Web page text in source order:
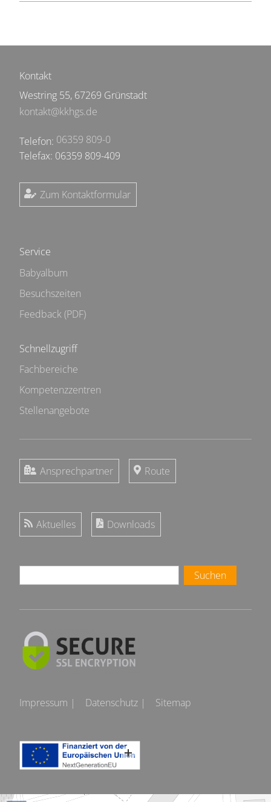
Kontakt
Westring 55, 67269 Grünstadt
kontakt@kkhgs.de
Telefon: 06359 809-0
Telefax: 06359 809-409
Zum Kontaktformular
Service
Babyalbum
Besuchszeiten
Feedback (PDF)
Schnellzugriff
Fachbereiche
Kompetenzzentren
Stellenangebote
Ansprechpartner Route
Aktuelles Downloads
Suchen
Impressum | Datenschutz | Sitemap